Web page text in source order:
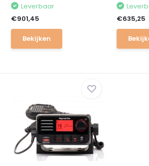
Leverbaar
€901,45
Bekijken
€635,25